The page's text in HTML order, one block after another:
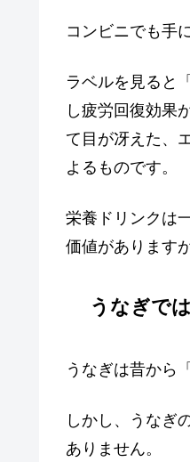
コンビニでも手
ラベルを見ると
し疲労回復効果
て目が冴えた、
よるものです。
栄養ドリンクは
価値があります
うなぎで
うなぎは昔から
しかし、うなぎ
ありません。